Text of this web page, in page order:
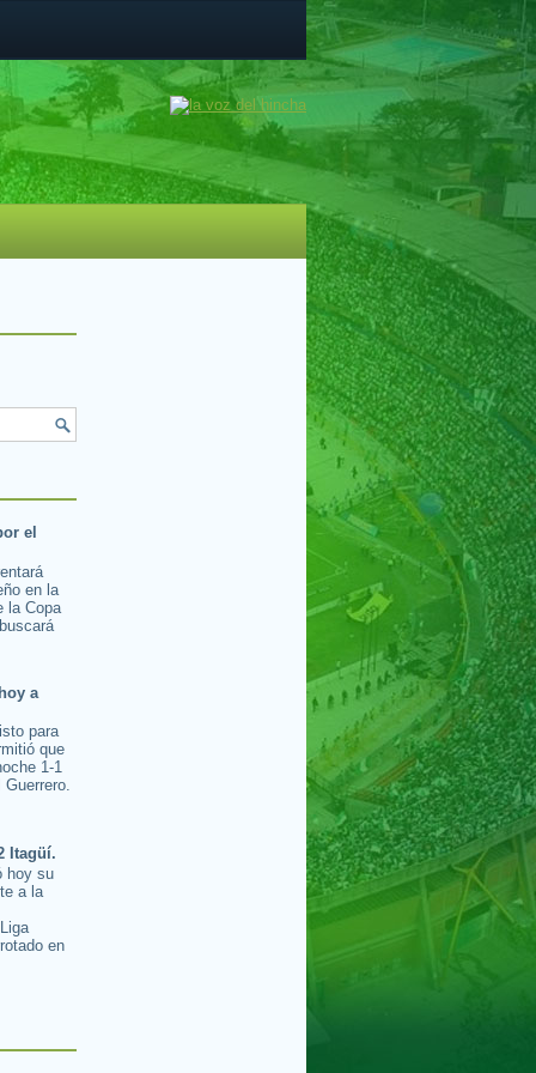
el
en la
la Copa
a
para
que
1-1
Itagüí.
hoy su
a la
en